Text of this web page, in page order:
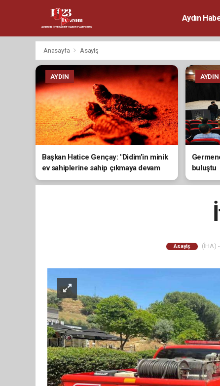
Aydın
Anasayfa Asayiş
AYDIN
Başkan Hatice Gençay: "Didim’in minik
ev sahiplerine sahip çıkmaya devam
edeceğiz"
AYDIN
buluştu
Asayiş (İHA)